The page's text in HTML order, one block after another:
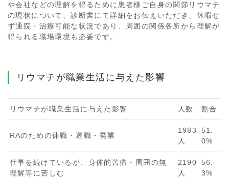
や会社などの理解を得るために患者様ご自身の関節リウマチ
の現状について、診断書にて詳細をお伝えいただき、休暇せ
ず通院・治療可能な状況であり、周囲の関係各所から理解が
得られる職場環境も必要です。
リウマチが職業生活に与えた影響
リウマチが職業生活に与えた影響 人数 割合
RAのための休職・退職・廃業
1983
人
51.
0%
仕事を続けているが、身体的苦痛・周囲の無
理解等に苦しむ
2190
人
56.
3%